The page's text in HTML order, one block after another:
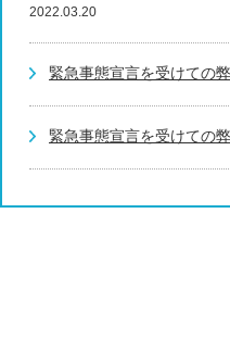
2022.03.20
緊急事態宣言を受けての
緊急事態宣言を受けての